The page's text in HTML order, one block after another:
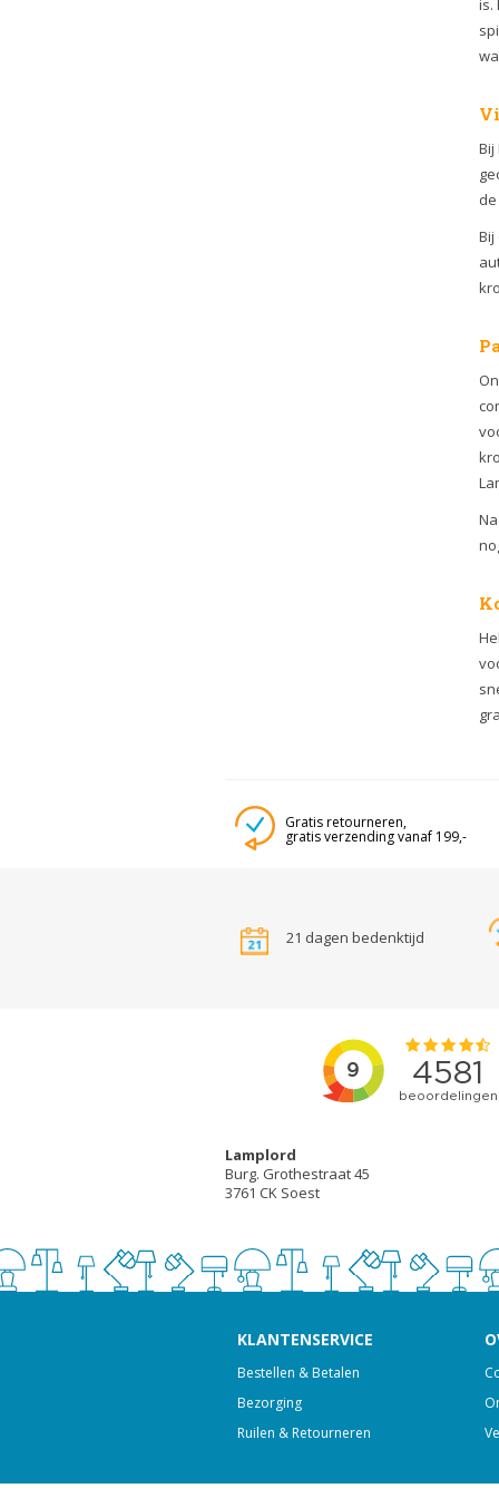
is.
Gratis retourneren,
gratis verzending vanaf 199,-
21 dagen bedenktijd
Lamplord
Burg. Grothestraat 45
3761 CK Soest
KLANTENSERVICE
Bestellen & Betalen
Bezorging
Ruilen & Retourneren